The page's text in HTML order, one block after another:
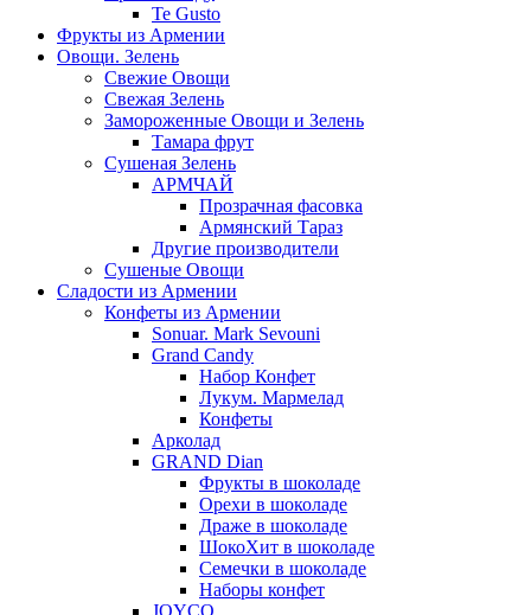
Te Gusto
Фрукты из Армении
Овощи. Зелень
Свежие Овощи
Свежая Зелень
Замороженные Овощи и Зелень
Тамара фрут
Сушеная Зелень
АРМЧАЙ
Прозрачная фасовка
Армянский Тараз
Другие производители
Сушеные Овощи
Сладости из Армении
Конфеты из Армении
Sonuar. Mark Sevouni
Grand Candy
Набор Конфет
Лукум. Мармелад
Конфеты
Арколад
GRAND Dian
Фрукты в шоколаде
Орехи в шоколаде
Драже в шоколаде
ШокоХит в шоколаде
Семечки в шоколаде
Наборы конфет
JOYCO